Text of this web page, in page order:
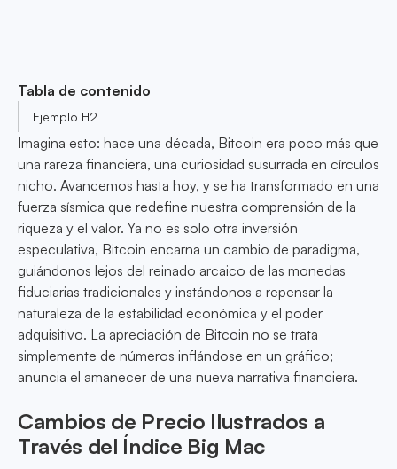
Tabla de contenido
Ejemplo H2
Imagina esto: hace una década, Bitcoin era poco más que
una rareza financiera, una curiosidad susurrada en círculos
nicho. Avancemos hasta hoy, y se ha transformado en una
fuerza sísmica que redefine nuestra comprensión de la
riqueza y el valor. Ya no es solo otra inversión
especulativa, Bitcoin encarna un cambio de paradigma,
guiándonos lejos del reinado arcaico de las monedas
fiduciarias tradicionales y instándonos a repensar la
naturaleza de la estabilidad económica y el poder
adquisitivo. La apreciación de Bitcoin no se trata
simplemente de números inflándose en un gráfico;
anuncia el amanecer de una nueva narrativa financiera.
Cambios de Precio Ilustrados a
Través del Índice Big Mac